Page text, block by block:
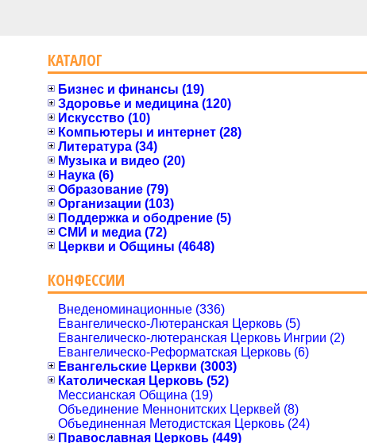
КАТАЛОГ
Бизнес и финансы (19)
Здоровье и медицина (120)
Искусство (10)
Компьютеры и интернет (28)
Литература (34)
Музыка и видео (20)
Наука (6)
Образование (79)
Организации (103)
Поддержка и ободрение (5)
СМИ и медиа (72)
Церкви и Общины (4648)
КОНФЕССИИ
Внеденоминационные (336)
Евангелическо-Лютеранская Церковь (5)
Евангелическо-лютеранская Церковь Ингрии (2)
Евангелическо-Реформатская Церковь (6)
Евангельские Церкви (3003)
Католическая Церковь (52)
Мессианская Община (19)
Объединение Меннонитских Церквей (8)
Объединенная Методистская Церковь (24)
Православная Церковь (449)